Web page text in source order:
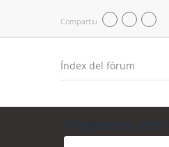
Compartiu
Índex del fòrum